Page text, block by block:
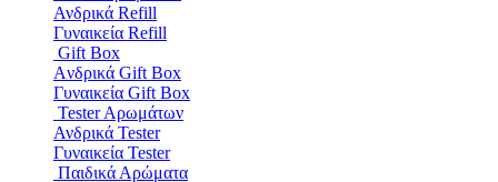
Ανδρικά Refill
Γυναικεία Refill
Gift Box
Aνδρικά Gift Box
Γυναικεία Gift Box
Tester Aρωμάτων
Ανδρικά Tester
Γυναικεία Tester
Παιδικά Αρώματα